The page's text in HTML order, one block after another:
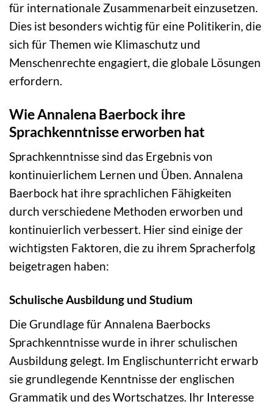
für internationale Zusammenarbeit einzusetzen.
Dies ist besonders wichtig für eine Politikerin, die
sich für Themen wie Klimaschutz und
Menschenrechte engagiert, die globale Lösungen
erfordern.
Wie Annalena Baerbock ihre
Sprachkenntnisse erworben hat
Sprachkenntnisse sind das Ergebnis von
kontinuierlichem Lernen und Üben. Annalena
Baerbock hat ihre sprachlichen Fähigkeiten
durch verschiedene Methoden erworben und
kontinuierlich verbessert. Hier sind einige der
wichtigsten Faktoren, die zu ihrem Spracherfolg
beigetragen haben:
Schulische Ausbildung und Studium
Die Grundlage für Annalena Baerbocks
Sprachkenntnisse wurde in ihrer schulischen
Ausbildung gelegt. Im Englischunterricht erwarb
sie grundlegende Kenntnisse der englischen
Grammatik und des Wortschatzes. Ihr Interesse